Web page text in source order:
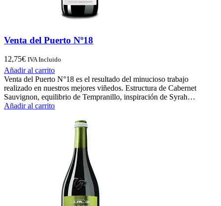
Venta del Puerto Nº18
12,75€ IVA Incluido
Añadir al carrito
Venta del Puerto N°18 es el resultado del minucioso trabajo
realizado en nuestros mejores viñedos. Estructura de Cabernet
Sauvignon, equilibrio de Tempranillo, inspiración de Syrah…
Añadir al carrito